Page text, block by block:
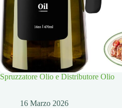
Spruzzatore Olio e Distributore Olio
16 Marzo 2026